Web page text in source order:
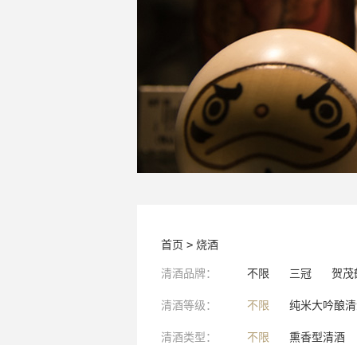
首页 > 烧酒
清酒品牌： 不限 三冠 贺茂
清酒等级： 不限 纯米大吟酿
清酒类型： 不限 熏香型清酒